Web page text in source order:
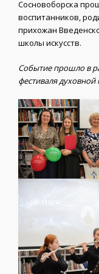
Сосновоборска
воспитанников,
прихожан
школы искусств.
Событие прошло в
фестиваля духовной